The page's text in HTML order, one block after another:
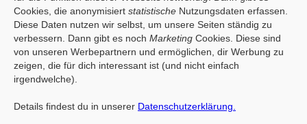
Single-Sign-On somit erstmals registrierst, stimmst du mit dieser
Registrierung über Google-Single-Sign-On auch unserenAGBs
und bestätigst, dieDatenschutzerklärungzur Kenntnis genommen
zu haben.
Der Verwendung deiner Kontaktdaten für Werbung für eigene
ähnliche Waren oder Dienstleistungen kannst du jederzeit
Cookies, die anonymisiert statistische Nutzungsdaten erfassen.
Diese Daten nutzen wir selbst, um unsere Seiten ständig zu
verbessern. Dann gibt es noch Marketing Cookies. Diese sind
von unseren Werbepartnern und ermöglichen, dir Werbung zu
zeigen, die für dich interessant ist (und nicht einfach
irgendwelche).
Details findest du in unserer Datenschutzerklärung.